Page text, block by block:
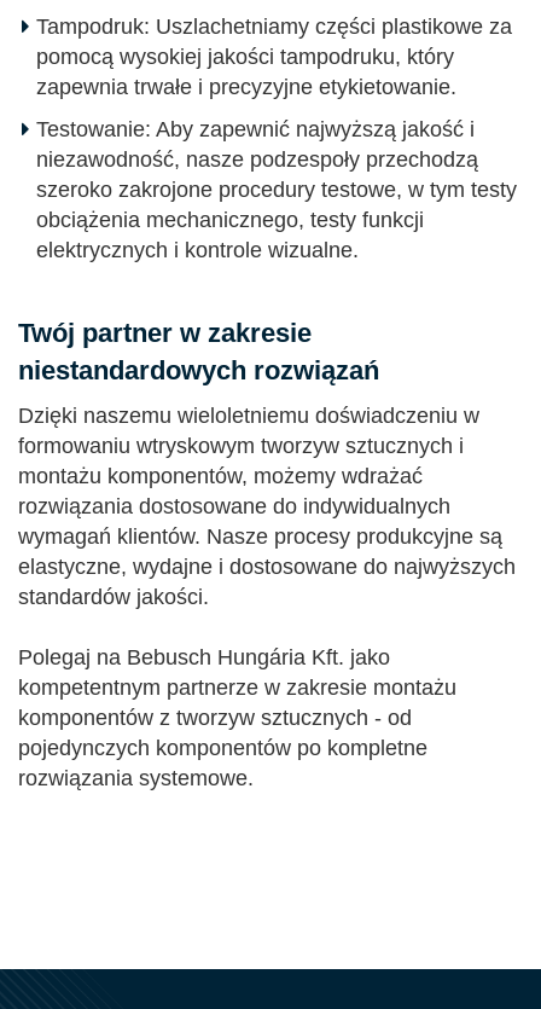
Tampodruk: Uszlachetniamy części plastikowe za
pomocą wysokiej jakości tampodruku, który
zapewnia trwałe i precyzyjne etykietowanie.
Testowanie: Aby zapewnić najwyższą jakość i
niezawodność, nasze podzespoły przechodzą
szeroko zakrojone procedury testowe, w tym testy
obciążenia mechanicznego, testy funkcji
elektrycznych i kontrole wizualne.
Twój partner w zakresie
niestandardowych rozwiązań
Dzięki naszemu wieloletniemu doświadczeniu w
formowaniu wtryskowym tworzyw sztucznych i
montażu komponentów, możemy wdrażać
rozwiązania dostosowane do indywidualnych
wymagań klientów. Nasze procesy produkcyjne są
elastyczne, wydajne i dostosowane do najwyższych
standardów jakości.
Polegaj na Bebusch Hungária Kft. jako
kompetentnym partnerze w zakresie montażu
komponentów z tworzyw sztucznych - od
pojedynczych komponentów po kompletne
rozwiązania systemowe.